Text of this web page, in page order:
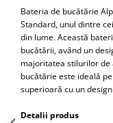
WC pentru
Capace
Capace WC softclose
Capace WC clasice
Capace bideuri
Bateria de bucătărie
Standard, unul dintre
din lume. Această
bucătării, având un
majoritatea stilurilor de
bucătărie este ideală
superioară cu un
Detalii produs